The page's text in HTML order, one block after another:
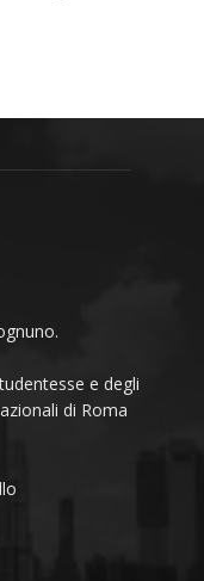
e degli
di Roma